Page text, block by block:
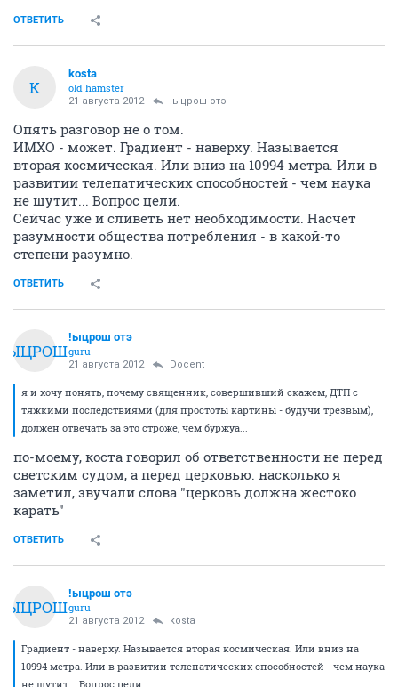
ОТВЕТИТЬ
K
kosta
old hamster
21 августа 2012 !ыцрош отэ
Опять разговор не о том.
ИМХО - может. Градиент - наверху. Называется
вторая космическая. Или вниз на 10994 метра. Или в
развитии телепатических способностей - чем наука
не шутит... Вопрос цели.
Сейчас уже и сливеть нет необходимости. Насчет
разумности общества потребления - в какой-то
степени разумно.
ОТВЕТИТЬ
!ЫЦРОШ
!ыцрош отэ
guru
21 августа 2012 Docent
я и хочу понять, почему священник, совершивший скажем, ДТП с
тяжкими последствиями (для простоты картины - будучи трезвым),
должен отвечать за это строже, чем буржуа...
по-моему, коста говорил об ответственности не перед
светским судом, а перед церковью. насколько я
заметил, звучали слова "церковь должна жестоко
карать"
ОТВЕТИТЬ
!ЫЦРОШ
!ыцрош отэ
guru
21 августа 2012 kosta
Градиент - наверху. Называется вторая космическая. Или вниз на
10994 метра. Или в развитии телепатических способностей - чем наука
не шутит... Вопрос цели.